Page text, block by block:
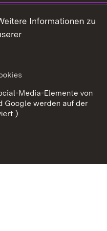
Informationen zu
Media-Elemente von
Google werden auf der